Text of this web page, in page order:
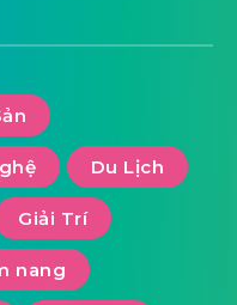
Du Lịch
Giải Trí
nang